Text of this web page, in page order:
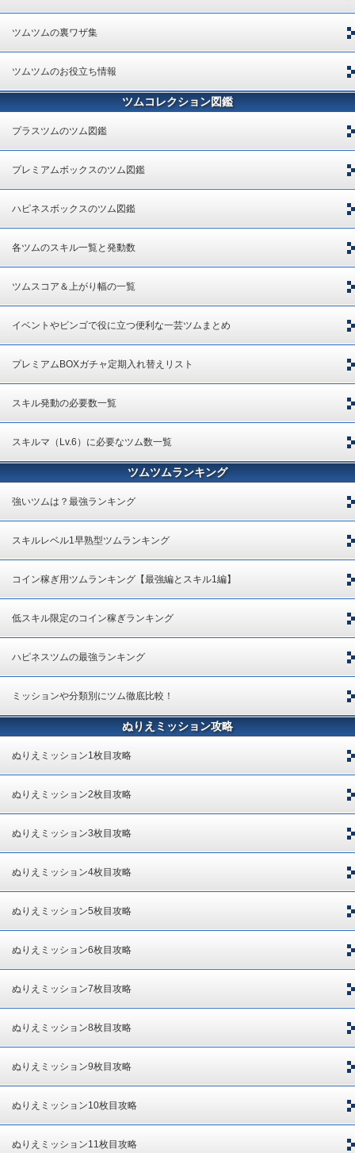
ツムツムの裏ワザ集
ツムツムのお役立ち情報
ツムコレクション図鑑
プラスツムのツム図鑑
プレミアムボックスのツム図鑑
ハピネスボックスのツム図鑑
各ツムのスキル一覧と発動数
ツムスコア＆上がり幅の一覧
イベントやビンゴで役に立つ便利な一芸ツムまとめ
プレミアムBOXガチャ定期入れ替えリスト
スキル発動の必要数一覧
スキルマ（Lv.6）に必要なツム数一覧
ツムツムランキング
強いツムは？最強ランキング
スキルレベル1早熟型ツムランキング
コイン稼ぎ用ツムランキング【最強編とスキル1編】
低スキル限定のコイン稼ぎランキング
ハピネスツムの最強ランキング
ミッションや分類別にツム徹底比較！
ぬりえミッション攻略
ぬりえミッション1枚目攻略
ぬりえミッション2枚目攻略
ぬりえミッション3枚目攻略
ぬりえミッション4枚目攻略
ぬりえミッション5枚目攻略
ぬりえミッション6枚目攻略
ぬりえミッション7枚目攻略
ぬりえミッション8枚目攻略
ぬりえミッション9枚目攻略
ぬりえミッション10枚目攻略
ぬりえミッション11枚目攻略